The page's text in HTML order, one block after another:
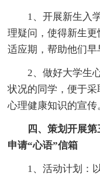
1、开展新生入
理疑问，使得新生
适应期，帮助他们早
2、做好大学生
状况的同学，便于
心理健康知识的宣传
四、策划开展
申请“心语”信箱
1、活动计划：